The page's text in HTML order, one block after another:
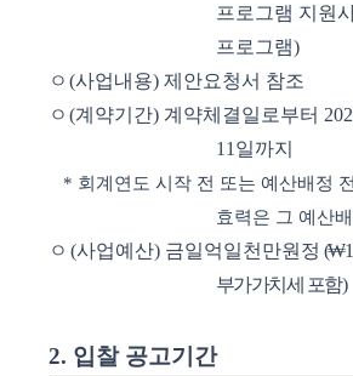
프로그램 지원
프로그램)
ㅇ (사업내용) 제안요청서 참조
ㅇ (계약기간) 계약체결일로부터
11일까지
* 회계연도 시작 전 또는 예산배정
효력은 그 예산
ㅇ (사업예산) 금일억일천만원정 (₩
부가가치세 포함)
2. 입찰 공고기간